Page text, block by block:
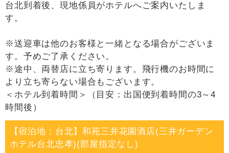
台北到着後、現地係員がホテルへご案内いたしま
す。
※送迎車は他のお客様と一緒となる場合がございま
す。予めご了承ください。
※途中、両替店に立ち寄ります。飛行機のお時間に
より立ち寄らない場合もございます。
＜ホテル到着時間＞（目安：出国便到着時間の3～4
時間後）
【宿泊地：台北】和苑三井花園酒店(三井ガーデン
ホテル台北忠孝)(部屋指定なし)